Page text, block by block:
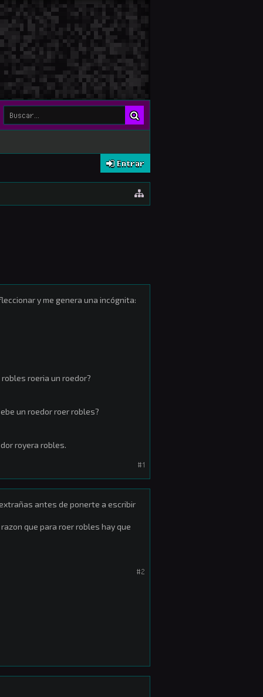
Entrar
y me genera una incógnita:
roeria un roedor?
un roedor roer robles?
royera robles.
#1
antes de ponerte a escribir
que para roer robles hay que
#2